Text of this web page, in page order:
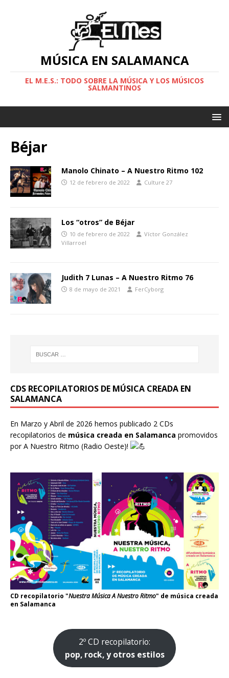
MÚSICA EN SALAMANCA
EL M.E.S.: TODO SOBRE LA MÚSICA Y LOS MÚSICOS
SALMANTINOS
Béjar
Manolo Chinato – A Nuestro Ritmo 102
12 de febrero de 2022 Culture 27
Los “otros” de Béjar
10 de febrero de 2022
Víctor González
Villarroel
Judith 7 Lunas – A Nuestro Ritmo 76
8 de mayo de 2021 FerCyborg
CDS RECOPILATORIOS DE MÚSICA CREADA EN
SALAMANCA
En Marzo y Abril de 2026 hemos publicado 2 CDs
recopilatorios de música creada en Salamanca promovidos
porA Nuestro Ritmo (Radio Oeste)!
CD recopilatorio "Nuestra Música A Nuestro Ritmo" de música creada
en Salamanca
2º CD recopilatorio:
pop, rock, y otros estilos